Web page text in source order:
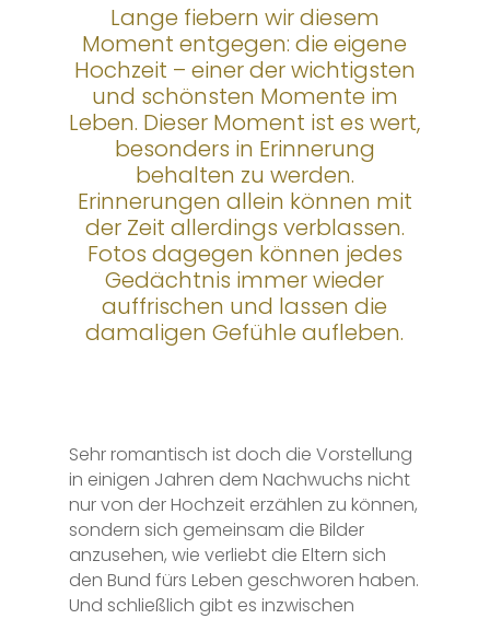
Lange fiebern wir diesem
Moment entgegen: die eigene
Hochzeit – einer der wichtigsten
und schönsten Momente im
Leben. Dieser Moment ist es wert,
besonders in Erinnerung
behalten zu werden.
Erinnerungen allein können mit
der Zeit allerdings verblassen.
Fotos dagegen können jedes
Gedächtnis immer wieder
auffrischen und lassen die
damaligen Gefühle aufleben.
Sehr romantisch ist doch die Vorstellung
in einigen Jahren dem Nachwuchs nicht
nur von der Hochzeit erzählen zu können,
sondern sich gemeinsam die Bilder
anzusehen, wie verliebt die Eltern sich
den Bund fürs Leben geschworen haben.
Und schließlich gibt es inzwischen